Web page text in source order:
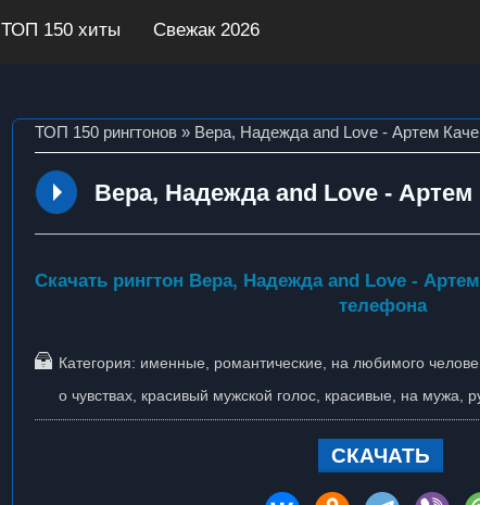
ТОП 150 хиты Свежак 2026
ТОП 150 рингтонов» Вера, Надежда and Love - Артем
Вера, Надежда and Love - Артем
Скачать рингтон Вера, Надежда and Love -
телефона
Категория: именные романтические на любимого
о чувствах, красивый мужской голос, красивые на мужа
СКАЧАТЬ